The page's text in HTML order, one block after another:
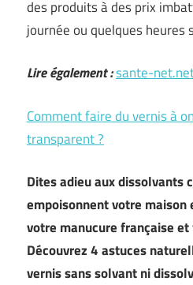
des produits à des prix
journée ou quelques heures
Lire également :sante-
Comment faire du vernis à
transparent ?
Dites adieu aux dissolvants
empoisonnent votre maison
votre manucure française
Découvrez 4 astuces
vernis sans solvant ni